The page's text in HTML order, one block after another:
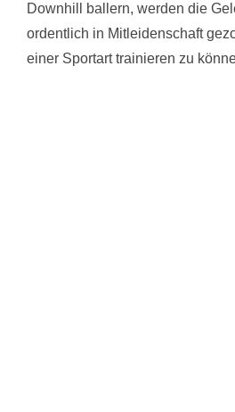
Downhill ballern, werden die
ordentlich in Mitleidenschaft
einer Sportart trainieren zu